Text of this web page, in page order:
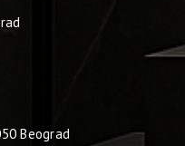
Beograd